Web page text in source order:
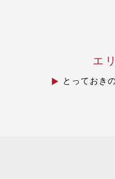
エ
とっておき